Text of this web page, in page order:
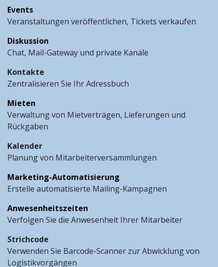
Events
Veranstaltungen veröffentlichen, Tickets verkaufen
Diskussion
Chat, Mail-Gateway und private Kanäle
Kontakte
Zentralisieren Sie Ihr Adressbuch
Mieten
Verwaltung von Mietverträgen, Lieferungen und
Rückgaben
Kalender
Planung von Mitarbeiterversammlungen
Marketing-Automatisierung
Erstelle automatisierte Mailing-Kampagnen
Anwesenheitszeiten
Verfolgen Sie die Anwesenheit Ihrer Mitarbeiter
Strichcode
Verwenden Sie Barcode-Scanner zur Abwicklung von
Logistikvorgängen